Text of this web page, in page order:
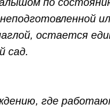
по
остается
сад.
где